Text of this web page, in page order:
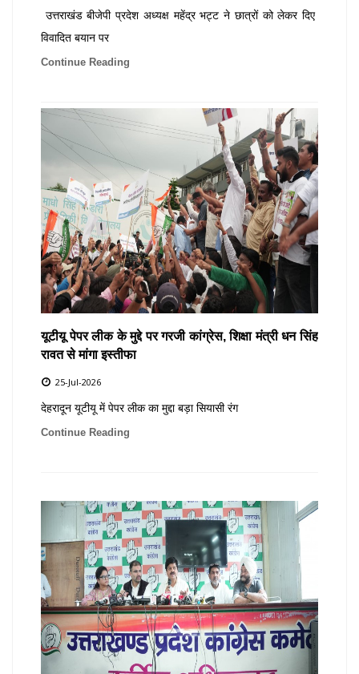
उत्तराखंड बीजेपी प्रदेश अध्यक्ष महेंद्र भट्ट ने छात्रों को लेकर दिए
विवादित बयान पर
Continue Reading
यूटीयू पेपर लीक के मुद्दे पर गरजी कांग्रेस, शिक्षा मंत्री धन सिंह
रावत से मांगा इस्तीफा
25-Jul-2026
देहरादून यूटीयू में पेपर लीक का मुद्दा बड़ा सियासी रंग
Continue Reading